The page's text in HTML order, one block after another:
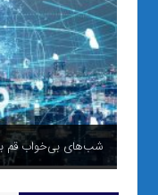
شب‌های بی‌خواب قم